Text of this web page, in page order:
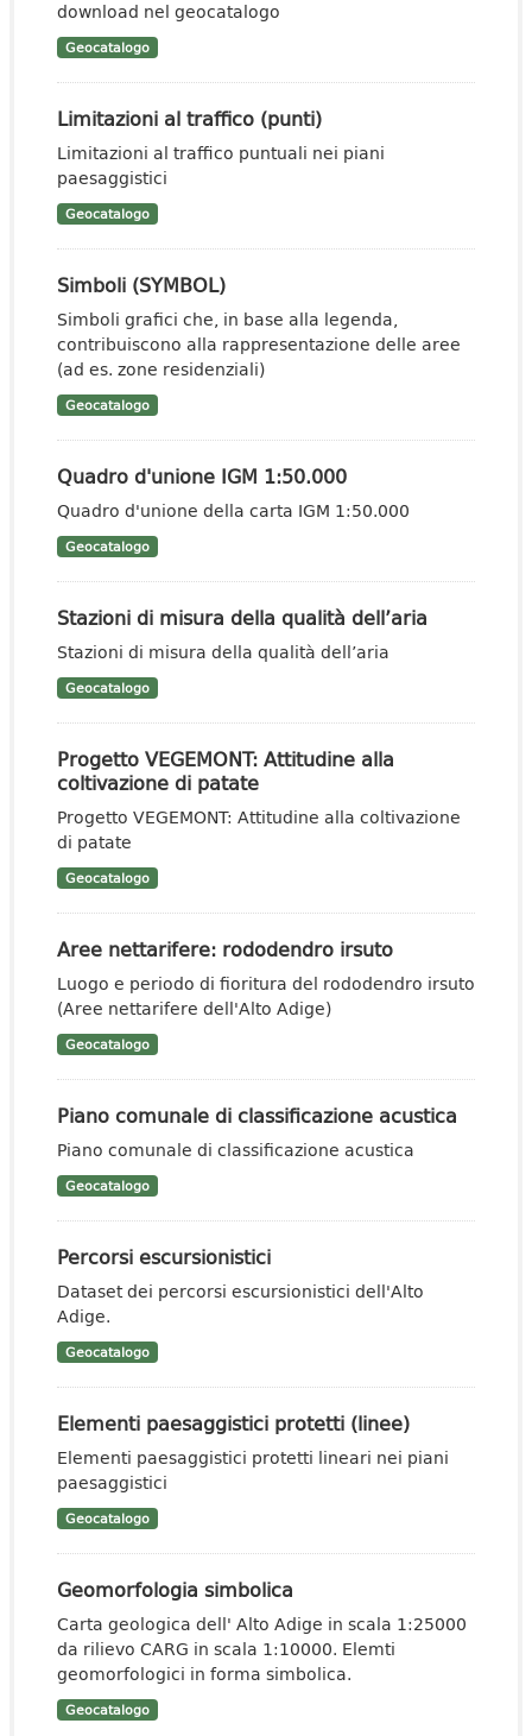
download nel geocatalogo
Geocatalogo
Limitazioni al traffico (punti)
Limitazioni al traffico puntuali nei piani
paesaggistici
Geocatalogo
Simboli (SYMBOL)
Simboli grafici che, in base alla legenda,
contribuiscono alla rappresentazione delle aree
(ad es. zone residenziali)
Geocatalogo
Quadro d'unione IGM 1:50.000
Quadro d'unione della carta IGM 1:50.000
Geocatalogo
Stazioni di misura della qualità dell’aria
Stazioni di misura della qualità dell’aria
Geocatalogo
Progetto VEGEMONT: Attitudine alla
coltivazione di patate
Progetto VEGEMONT: Attitudine alla coltivazione
di patate
Geocatalogo
Aree nettarifere: rododendro irsuto
Luogo e periodo di fioritura del rododendro irsuto
(Aree nettarifere dell'Alto Adige)
Geocatalogo
Piano comunale di classificazione acustica
Piano comunale di classificazione acustica
Geocatalogo
Percorsi escursionistici
Dataset dei percorsi escursionistici dell'Alto
Adige.
Geocatalogo
Elementi paesaggistici protetti (linee)
Elementi paesaggistici protetti lineari nei piani
paesaggistici
Geocatalogo
Geomorfologia simbolica
Carta geologica dell' Alto Adige in scala 1:25000
da rilievo CARG in scala 1:10000. Elemti
geomorfologici in forma simbolica.
Geocatalogo